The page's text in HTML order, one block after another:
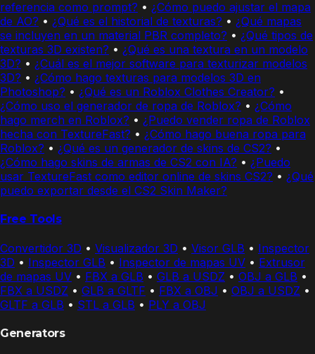
referencia como prompt? • ¿Cómo puedo ajustar el mapa
de AO? • ¿Qué es el historial de texturas? • ¿Qué mapas
se incluyen en un material PBR completo? • ¿Qué tipos de
texturas 3D existen? • ¿Qué es una textura en un modelo
3D? • ¿Cuál es el mejor software para texturizar modelos
3D? • ¿Cómo hago texturas para modelos 3D en
Photoshop? • ¿Qué es un Roblox Clothes Creator? •
¿Cómo uso el generador de ropa de Roblox? • ¿Cómo
hago merch en Roblox? • ¿Puedo vender ropa de Roblox
hecha con TextureFast? • ¿Cómo hago buena ropa para
Roblox? • ¿Qué es un generador de skins de CS2? •
¿Cómo hago skins de armas de CS2 con IA? • ¿Puedo
usar TextureFast como editor online de skins CS2? • ¿Qué
puedo exportar desde el CS2 Skin Maker?
Free Tools
Convertidor 3D • Visualizador 3D • Visor GLB • Inspector
3D • Inspector GLB • Inspector de mapas UV • Extrusor
de mapas UV • FBX a GLB • GLB a USDZ • OBJ a GLB •
FBX a USDZ • GLB a GLTF • FBX a OBJ • OBJ a USDZ •
GLTF a GLB • STL a GLB • PLY a OBJ
Generators